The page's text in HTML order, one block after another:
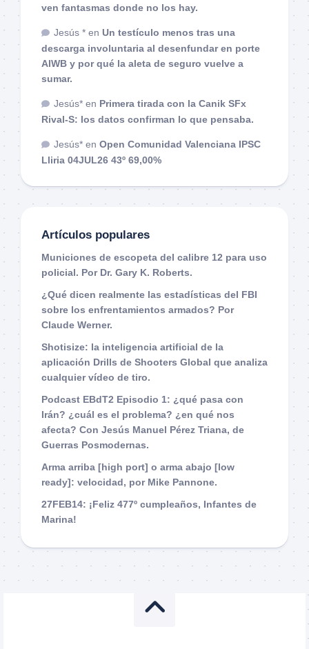
ven fantasmas donde no los hay.
Jesús * en Un testículo menos tras una
descarga involuntaria al desenfundar en porte
AIWB y por qué la aleta de seguro vuelve a
sumar.
Jesús* en Primera tirada con la Canik SFx
Rival-S: los datos confirman lo que pensaba.
Jesús* en Open Comunidad Valenciana IPSC
Lliria 04JUL26 43º 69,00%
Artículos populares
Municiones de escopeta del calibre 12 para uso
policial. Por Dr. Gary K. Roberts.
¿Qué dicen realmente las estadísticas del FBI
sobre los enfrentamientos armados? Por
Claude Werner.
Shotisize: la inteligencia artificial de la
aplicación Drills de Shooters Global que analiza
cualquier vídeo de tiro.
Podcast EBdT2 Episodio 1: ¿qué pasa con
Irán? ¿cuál es el problema? ¿en qué nos
afecta? Con Jesús Manuel Pérez Triana, de
Guerras Posmodernas.
Arma arriba [high port] o arma abajo [low
ready]: velocidad, por Mike Pannone.
27FEB14: ¡Feliz 477º cumpleaños, Infantes de
Marina!